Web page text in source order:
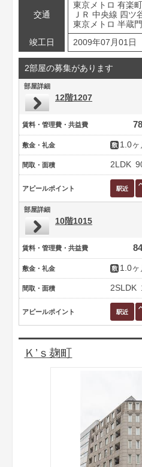
交通
東京メトロ 有楽
ＪＲ 中央線 四ツ
東京メトロ 半蔵
竣工日
2009年07月01日
2部屋の募集があります
部屋詳細
12階1207
賃料・管理費・共益費
敷金・礼金 1.0ヶ
間取・面積 2LDK
アピールポイント
部屋詳細
10階1015
賃料・管理費・共益費
敷金・礼金 1.0ヶ
間取・面積 2SLDK
アピールポイント
Ｋ’ｓ麹町